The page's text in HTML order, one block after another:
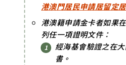
港澳門居民申請居留定
港澳籍申請金卡者如果
列任一項證明文件：
經海基會驗證之在
書。